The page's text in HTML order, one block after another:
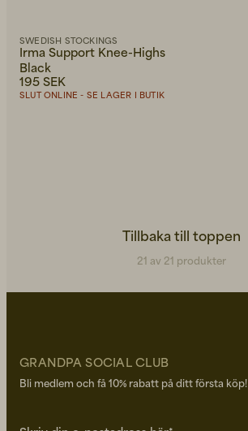
SWEDISH STOCKINGS
Irma Support Knee-Highs
Black
195 SEK
SLUT ONLINE - SE LAGER I BUTIK
Tillbaka till toppen
21 av 21 produkter
GRANDPA SOCIAL CLUB
Bli medlem och få 10% rabatt på ditt första köp!